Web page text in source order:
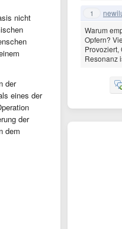
nicht
der
eines der
der
dem
1
Warum
Opfern?
Provoziert,
Resonanz